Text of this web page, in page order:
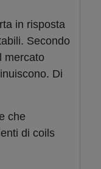
in risposta
Secondo
mercato
Di
che
di coils